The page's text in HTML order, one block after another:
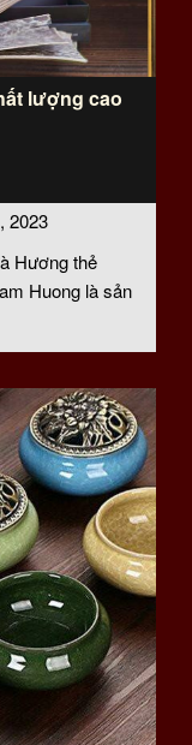
lượng cao
2023
Hương thẻ
Huong là sản